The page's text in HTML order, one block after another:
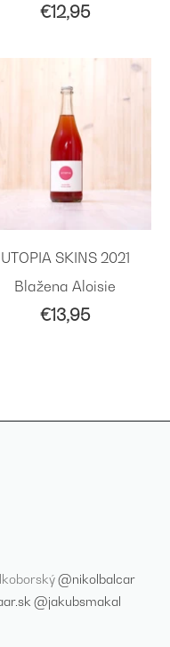
€12,95
UTOPIA SKINS 2021
Blažena Aloisie
€13,95
@nikolbalcar
@jakubsmakal